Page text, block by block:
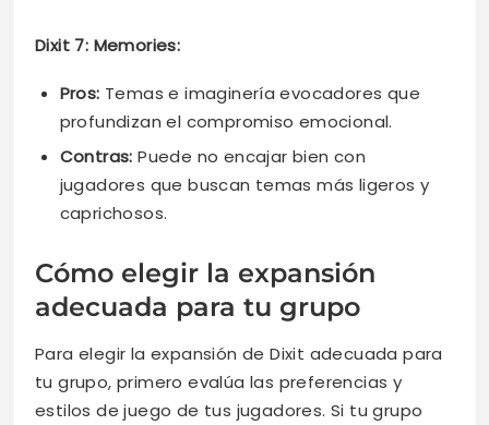
Dixit 7: Memories:
Pros: Temas e imaginería evocadores que
profundizan el compromiso emocional.
Contras: Puede no encajar bien con
jugadores que buscan temas más ligeros y
caprichosos.
Cómo elegir la expansión
adecuada para tu grupo
Para elegir la expansión de Dixit adecuada para
tu grupo, primero evalúa las preferencias y
estilos de juego de tus jugadores. Si tu grupo